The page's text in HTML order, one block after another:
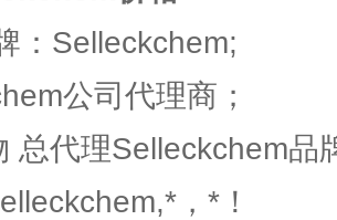
：Selleckchem;
公司代理商；
总代理Selleckchem
，*！